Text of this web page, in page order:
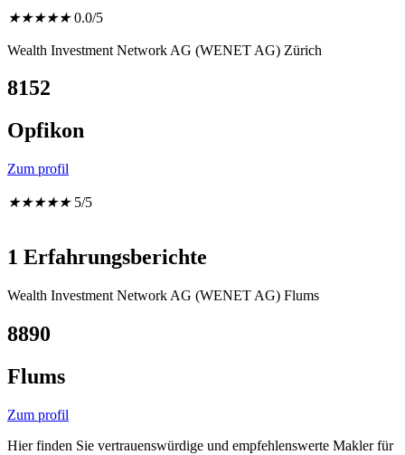
★★★★★ 0.0/5
Wealth Investment Network AG (WENET AG) Zürich
8152
Opfikon
Zum profil
★★★★★ 5/5
1 Erfahrungsberichte
Wealth Investment Network AG (WENET AG) Flums
8890
Flums
Zum profil
Hier finden Sie vertrauenswürdige und empfehlenswerte Makler für